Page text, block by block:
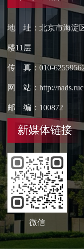
地 址：北京市海淀
楼11层
传 真：010-
网 站：http://
邮 编：100872
新媒体链接
微信